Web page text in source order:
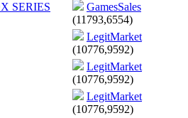
SERIES
GamesSales
(11793,6554)
LegitMarket
(10776,9592)
LegitMarket
(10776,9592)
LegitMarket
(10776,9592)